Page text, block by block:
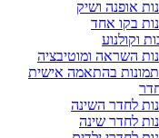
אופנה ושיק
בקו אחד
וקולנוע
השראה ומוטיבציה
בהתאמה אישית
לחדר השינה
לחדר שינה